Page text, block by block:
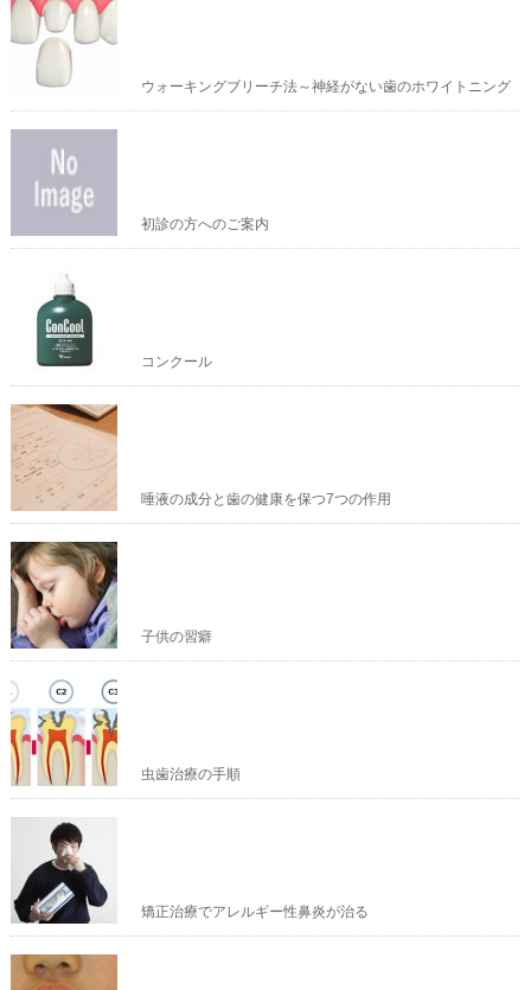
ウォーキングブリーチ法～神経がない歯のホワイトニング
初診の方へのご案内
コンクール
唾液の成分と歯の健康を保つ7つの作用
子供の習癖
虫歯治療の手順
矯正治療でアレルギー性鼻炎が治る